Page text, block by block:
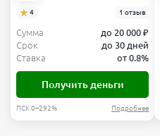
4 1 отзыв
Сумма
до 20 000 ₽
Срок
до 30 дней
Ставка
от 0.8%
Получить деньги
ПСК 0–292% Подробнее